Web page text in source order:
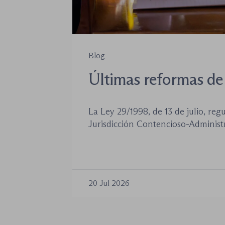
Blog
Últimas reformas
administrativa
La Ley 29/1998, de 13 de julio,
Jurisdicción Contencioso-
de los procedimientos como en la
20 Jul 2026